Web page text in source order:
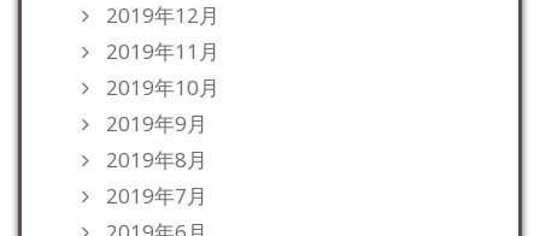
2019年12月
2019年11月
2019年10月
2019年9月
2019年8月
2019年7月